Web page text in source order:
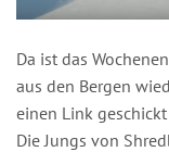
Da ist das
aus den Bergen
einen Link
Die Jungs von